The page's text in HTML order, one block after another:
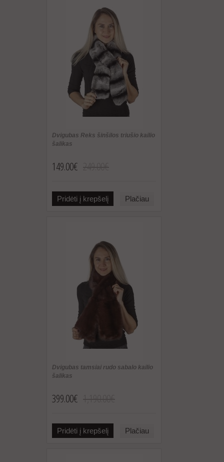
Dvigubas Reks šinšilos triušio kailio
šalikas
149.00€
Pridėti į krepšelį Plačiau
Dvigubas tamsiai rudo sabalo kailio
šalikas
399.00€
Pridėti į krepšelį Plačiau